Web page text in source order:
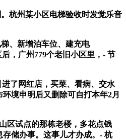
杭州某小区电梯验收时发觉乐音
、新增泊车位、建充电
，广州779个老旧小区里，- 节
了网红店，买菜、看病、交水
境申明后又删除可自打本年2月
区试点的那栋老楼，多花点钱
储办事。这事儿才办成。- 杭